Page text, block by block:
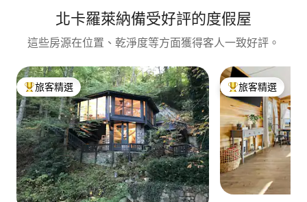
北卡羅萊納備受好評的度假屋
這些房源在位置、乾淨度等方面獲得客人一致好評。
旅客精選榜首
旅客精選 旅客精選榜首
旅客精選